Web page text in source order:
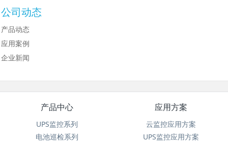
公司动态
产品动态
应用案例
企业新闻
产品中心
UPS监控系列
电池巡检系列
应用方案
云监控应用方案
UPS监控应用方案